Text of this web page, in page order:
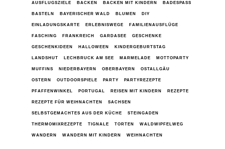
AUSFLUGSZIELE BACKEN BACKEN MIT KINDERN BADESPASS
BASTELN BAYERISCHER WALD BLUMEN DIY
EINLADUNGSKARTE ERLEBNISWEGE FAMILIENAUSFLÜGE
FASCHING FRANKREICH GARDASEE GESCHENKE
GESCHENKIDEEN HALLOWEEN KINDERGEBURTSTAG
LANDSHUT LECHBRUCK AM SEE MARMELADE MOTTOPARTY
MUFFINS NIEDERBAYERN OBERBAYERN OSTALLGÄU
OSTERN OUTDOORSPIELE PARTY PARTYREZEPTE
PFAFFENWINKEL PORTUGAL REISEN MIT KINDERN REZEPTE
REZEPTE FÜR WEIHNACHTEN SACHSEN
SELBSTGEMACHTES AUS DER KÜCHE STEINGADEN
THERMOMIXREZEPTE TIGNALE TORTEN WALDWIPFELWEG
WANDERN WANDERN MIT KINDERN WEIHNACHTEN